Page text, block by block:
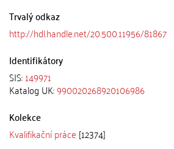
Trvalý odkaz
http://hdl.handle.net/20.500.11956/81867
Identifikátory
SIS:149971
Katalog UK:990020268920106986
Kolekce
Kvalifikační práce [12374]